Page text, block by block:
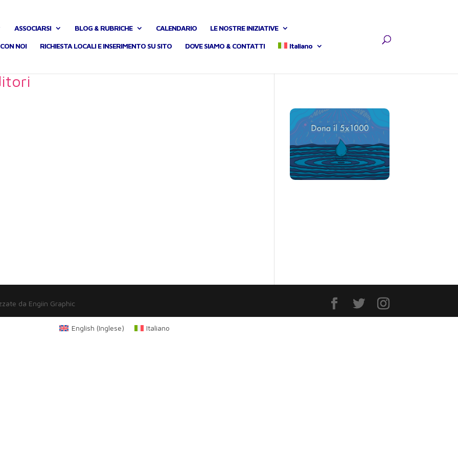
ASSOCIARSI BLOG & RUBRICHE CALENDARIO LE NOSTRE INIZIATIVE
NOI RICHIESTA LOCALI E INSERIMENTO SU SITO DOVE SIAMO & CONTATTI Italiano
da Engiin Graphic
English (Inglese) Italiano